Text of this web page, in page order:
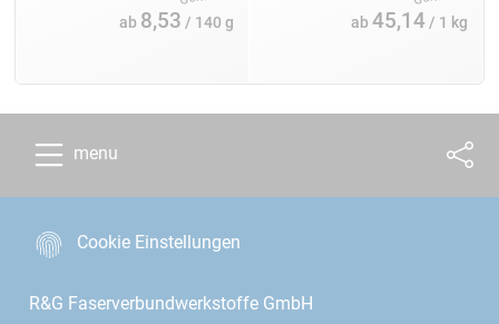
ab 8,53 / 140 g ab45,14/ 1 kg
menu
Cookie Einstellungen
R&G Faserverbundwerkstoffe GmbH